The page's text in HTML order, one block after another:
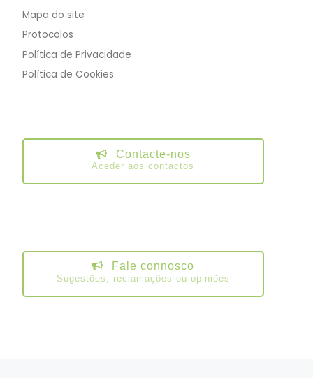
Mapa do site
Protocolos
Política de Privacidade
Política de Cookies
Contacte-nos
Aceder aos contactos
Fale connosco
Sugestões, reclamações ou opiniões